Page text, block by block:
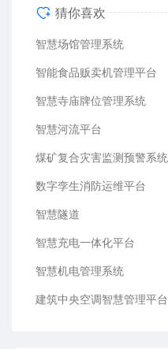
猜你喜欢
智慧场馆管理系统
智能食品贩卖机管理平台
智慧寺庙牌位管理系统
智慧河流平台
煤矿复合灾害监测预警系统
数字孪生消防运维平台
智慧隧道
​​智慧充电一体化平台
智慧机电管理系统
建筑中央空调智慧管理平台